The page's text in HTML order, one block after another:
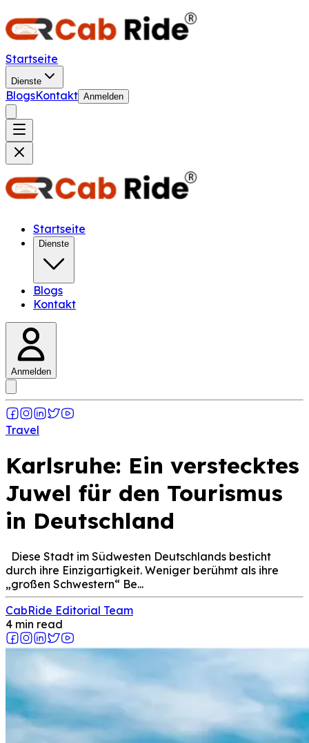
Startseite
Dienste
BlogsKontakt Anmelden
Startseite
Dienste
Blogs
Kontakt
Anmelden
Travel
Karlsruhe: Ein verstecktes
Juwel für den Tourismus
in Deutschland
Diese Stadt im Südwesten Deutschlands besticht
durch ihre Einzigartigkeit. Weniger berühmt als ihre
„großen Schwestern“ Be...
CabRide Editorial Team
4 min read